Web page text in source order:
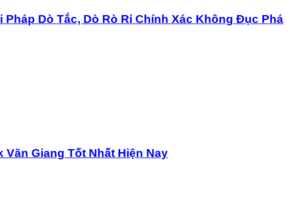
Dò Tắc, Dò Rò Rỉ Chính Xác Không Đục Phá
Văn Giang Tốt Nhất Hiện Nay